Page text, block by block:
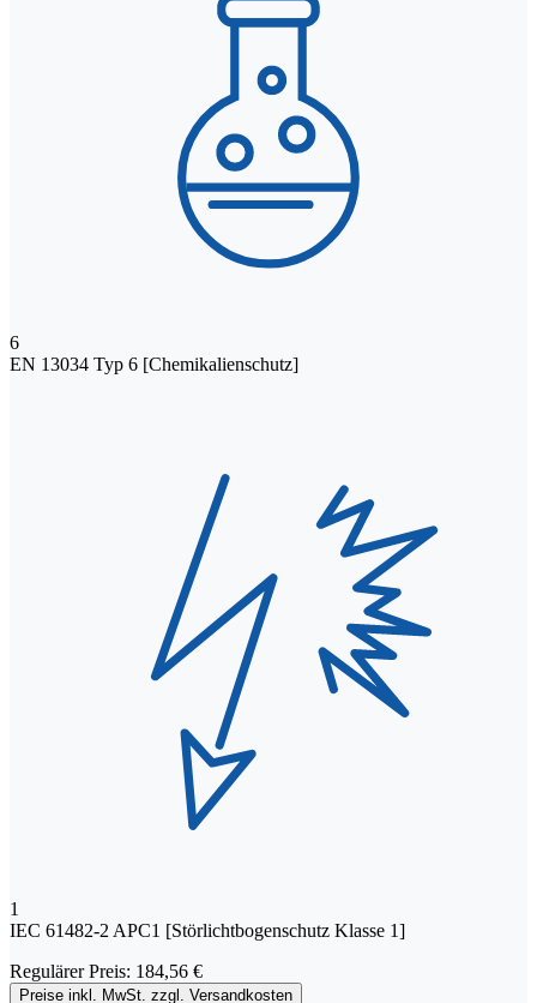
6
EN 13034 Typ 6 [Chemikalienschutz]
1
IEC 61482-2 APC1 [Störlichtbogenschutz Klasse 1]
Regulärer Preis: 184,56 €
Preise inkl. MwSt. zzgl. Versandkosten